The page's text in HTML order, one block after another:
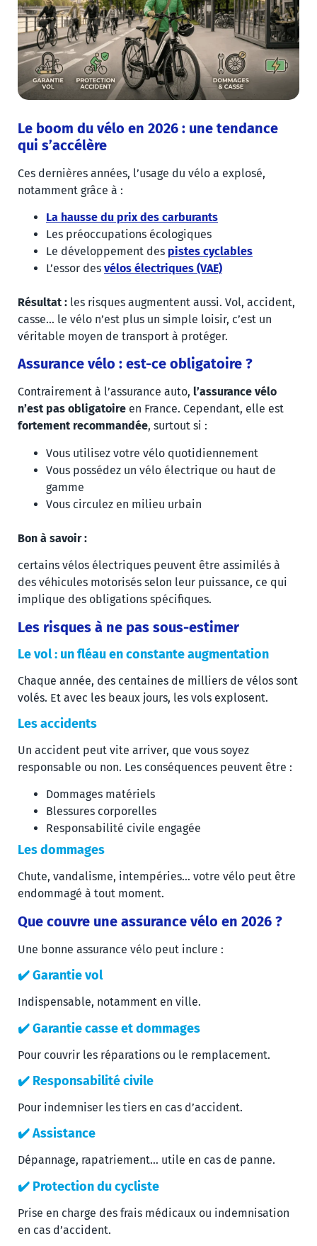
Le boom du vélo en 2026 : une tendance
qui s’accélère
Ces dernières années, l’usage du vélo a explosé,
notamment grâce à :
La hausse du prix des carburants
Les préoccupations écologiques
Le développement des pistes cyclables
L’essor des vélos électriques (VAE)
Résultat : les risques augmentent aussi. Vol, accident,
casse… le vélo n’est plus un simple loisir, c’est un
véritable moyen de transport à protéger.
Assurance vélo : est-ce obligatoire ?
Contrairement à l’assurance auto, l’assurance vélo
n’est pas obligatoire en France. Cependant, elle est
fortement recommandée, surtout si :
Vous utilisez votre vélo quotidiennement
Vous possédez un vélo électrique ou haut de
gamme
Vous circulez en milieu urbain
Bon à savoir :
certains vélos électriques peuvent être assimilés à
des véhicules motorisés selon leur puissance, ce qui
implique des obligations spécifiques.
Les risques à ne pas sous-estimer
Le vol : un fléau en constante augmentation
Chaque année, des centaines de milliers de vélos sont
volés. Et avec les beaux jours, les vols explosent.
Les accidents
Un accident peut vite arriver, que vous soyez
responsable ou non. Les conséquences peuvent être :
Dommages matériels
Blessures corporelles
Responsabilité civile engagée
Les dommages
Chute, vandalisme, intempéries… votre vélo peut être
endommagé à tout moment.
Que couvre une assurance vélo en 2026 ?
Une bonne assurance vélo peut inclure :
✔️ Garantie vol
Indispensable, notamment en ville.
✔️ Garantie casse et dommages
Pour couvrir les réparations ou le remplacement.
✔️ Responsabilité civile
Pour indemniser les tiers en cas d’accident.
✔️ Assistance
Dépannage, rapatriement… utile en cas de panne.
✔️ Protection du cycliste
Prise en charge des frais médicaux ou indemnisation
en cas d’accident.